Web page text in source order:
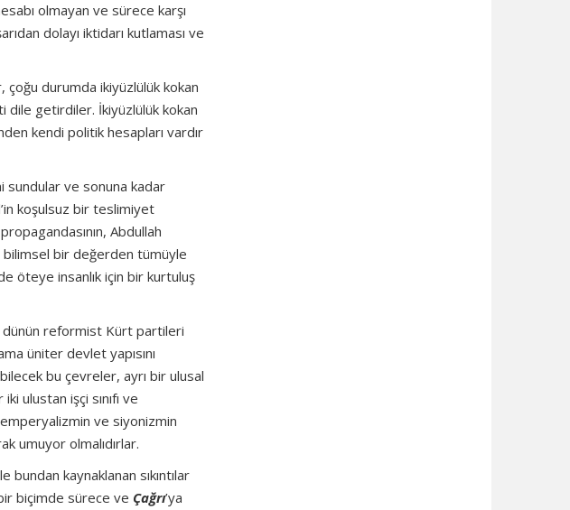
olmayan ve sürece karşı
dolayı iktidarı kutlaması ve
durumda ikiyüzlülük kokan
dile getirdiler. İkiyüzlülük kokan
kendi politik hesapları vardır
sundular ve sonuna kadar
koşulsuz bir teslimiyet
Abdullah
bilimsel bir değerden tümüyle
öteye insanlık için bir kurtuluş
dünün reformist Kürt partileri
üniter devlet yapısını
bu çevreler, ayrı bir ulusal
ulustan işçi sınıfı ve
ve siyonizmin
umuyor olmalıdırlar.
bundan kaynaklanan sıkıntılar
biçimde sürece ve Çağrı’ya